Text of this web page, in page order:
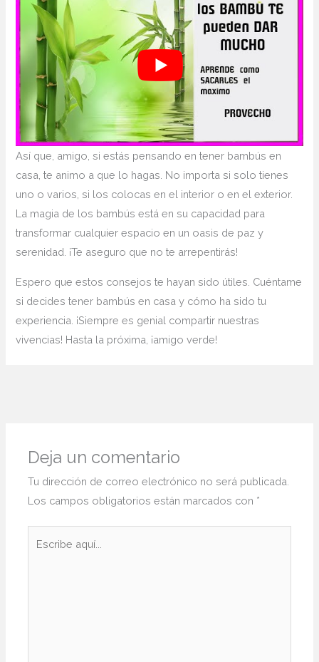
Así que, amigo, si estás pensando en tener bambús​ en
casa, te animo a que lo hagas. No importa si solo⁤ tienes
uno o varios, si los colocas en el interior o en el exterior.
La magia de⁤ los bambús está en ‍su capacidad para⁢
transformar cualquier espacio en un oasis de paz y
serenidad. ¡Te ‍aseguro que no te arrepentirás!
Espero ⁣que estos consejos te hayan sido ⁤útiles. Cuéntame
si decides tener bambús en casa y cómo ha sido ⁢tu
experiencia. ¡Siempre es genial compartir nuestras
vivencias! Hasta la próxima, ¡amigo verde!
Deja un comentario
Tu dirección de correo electrónico no será publicada.
Los campos obligatorios están marcados con *